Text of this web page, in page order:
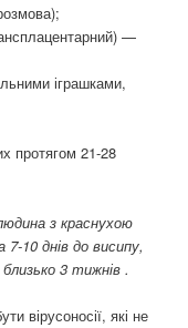
—
іграшками,
протягом 21-28
з краснухою
7-10 днів до висипу,
3 тижнів .
вірусоносії, які не